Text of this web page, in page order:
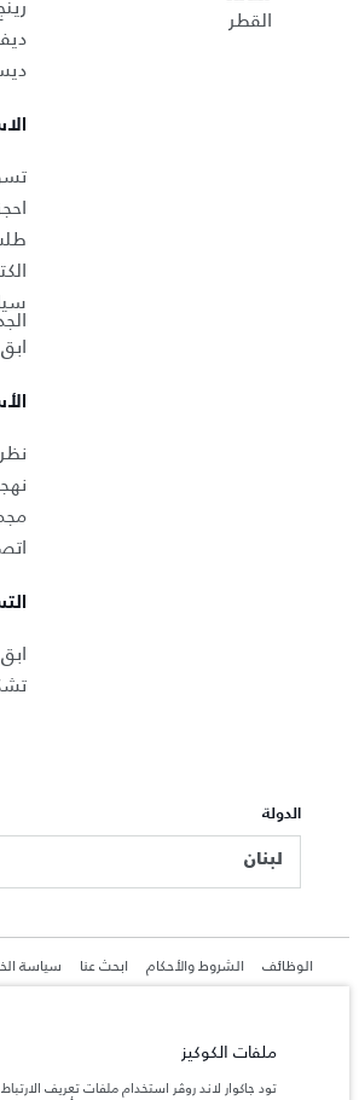
القطر
الدولة
لبنان
الوظائف الشروط والأحكام ابحث عنا سياسة
جاكوار لاند روڨر المحدودة: 2026
ملفات الكوكيز
تود جاكوار لاند روڤر استخدام ملفات تعريف